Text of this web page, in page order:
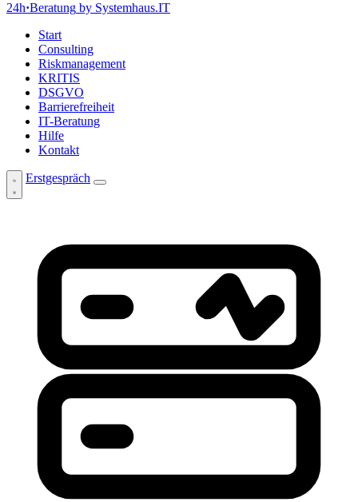
24h·Beratung by Systemhaus.IT
Start
Consulting
Riskmanagement
KRITIS
DSGVO
Barrierefreiheit
IT-Beratung
Hilfe
Kontakt
Erstgespräch